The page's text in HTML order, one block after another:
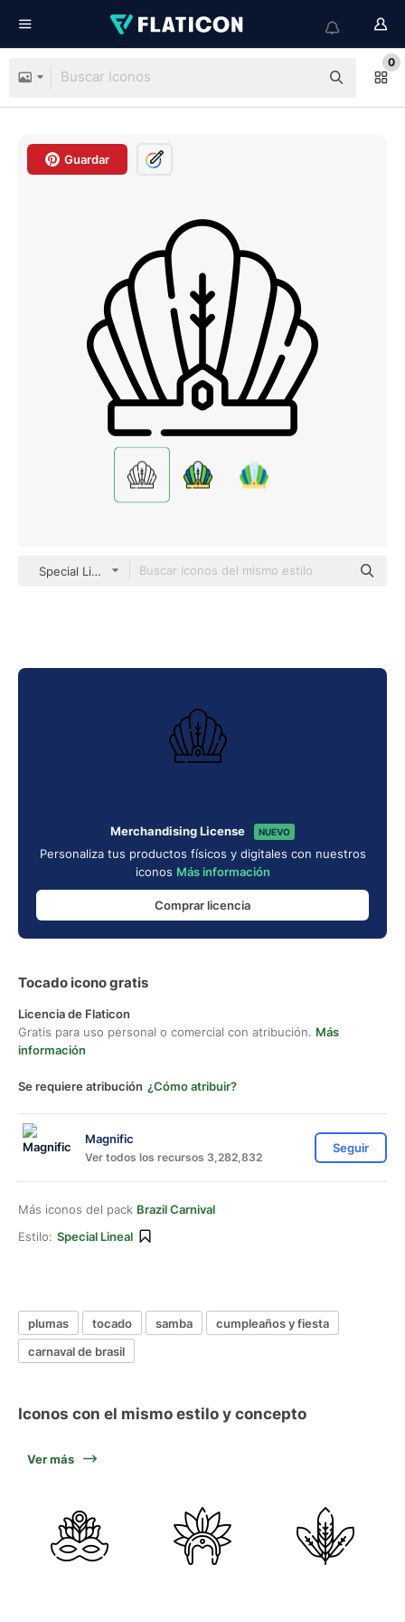
0
Guardar
Special Lineal
Merchandising License NUEVO
Personaliza tus productos físicos y digitales con nuestros
iconos Más información
Comprar licencia
Tocado icono gratis
Licencia de Flaticon
Gratis para uso personal o comercial con atribución. Más
información
Se requiere atribución ¿Cómo atribuir?
Magnific
Ver todos los recursos 3,282,832
Seguir
Más iconos del pack Brazil Carnival
Estilo: Special Lineal
plumas tocado samba
cumpleaños y fiesta
carnaval de brasil
Iconos con el mismo estilo y concepto
Ver más